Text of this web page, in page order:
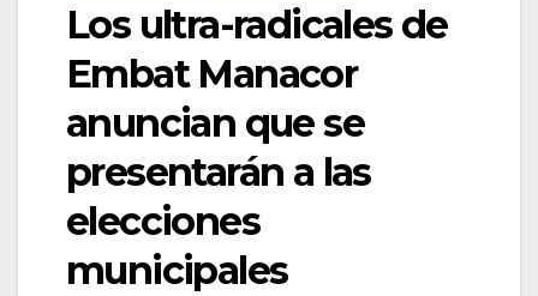
Los ultra-radicales de
Embat Manacor
anuncian que se
presentarán a las
elecciones
municipales